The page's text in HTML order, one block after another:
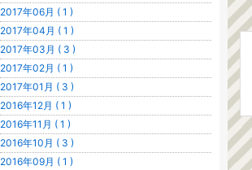
2017年06月 ( 1 )
2017年04月 ( 1 )
2017年03月 ( 3 )
2017年02月 ( 1 )
2017年01月 ( 3 )
2016年12月 ( 1 )
2016年11月 ( 1 )
2016年10月 ( 3 )
2016年09月 ( 1 )